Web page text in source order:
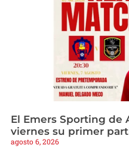
El Emers Sporting de
viernes su primer
agosto 6, 2026